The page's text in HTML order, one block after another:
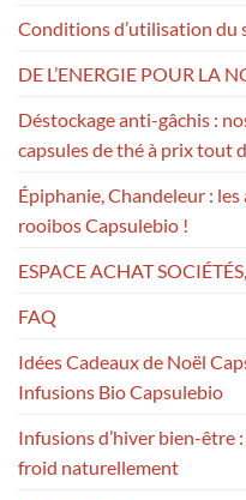
Conditions d’utilisation du
DE L’ENERGIE POUR LA
Déstockage anti-gâchis :
capsules de thé à prix tout
Épiphanie, Chandeleur :
rooibos Capsulebio !
ESPACE ACHAT
FAQ
Idées Cadeaux de Noël
Infusions Bio Capsulebio
Infusions d’hiver bien-être
froid naturellement